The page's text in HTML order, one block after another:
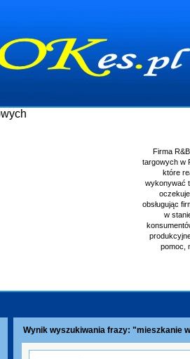
Firma
targowych w
które
wykonywać
obsługując
w
pomoc,
Wynik wyszukiwania frazy: "mieszkanie